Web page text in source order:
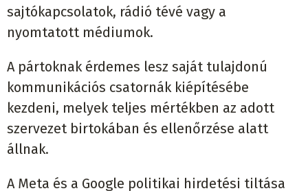
sajtókapcsolatok, rádió tévé vagy a
nyomtatott médiumok.
A pártoknak érdemes lesz saját tulajdonú
kommunikációs csatornák kiépítésébe
kezdeni, melyek teljes mértékben az adott
szervezet birtokában és ellenőrzése alatt
állnak.
A Meta és a Google politikai hirdetési tiltása